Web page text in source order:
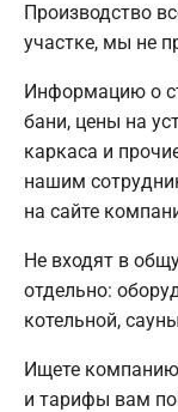
Производство
участке, мы не
Информацию о
бани, цены на
каркаса и
нашим
на сайте
Не входят в
отдельно:
котельной,
Ищете
и тарифы вам